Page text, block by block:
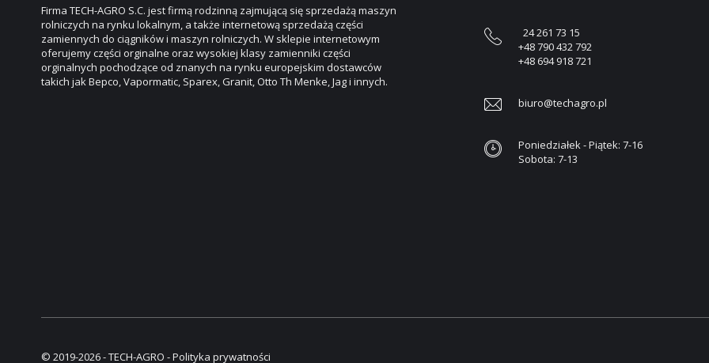
Firma TECH-AGRO S.C. jest firmą rodzinną zajmującą się sprzedażą maszyn
rolniczych na rynku lokalnym, a także internetową sprzedażą części
zamiennych do ciągników i maszyn rolniczych. W sklepie internetowym
oferujemy części orginalne oraz wysokiej klasy zamienniki części
orginalnych pochodzące od znanych na rynku europejskim dostawców
takich jak Bepco, Vapormatic, Sparex, Granit, Otto Th Menke, Jag i innych.
24 261 73 15
+48 790 432 792
+48 694 918 721
biuro@techagro.pl
Poniedziałek - Piątek: 7-16
Sobota: 7-13
© 2019-2026 - TECH-AGRO -Polityka prywatności